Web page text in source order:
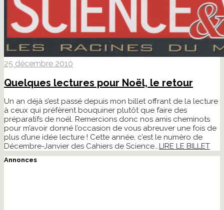
25 décembre 2010
Quelques lectures pour Noël, le retour
Un an déjà s’est passé depuis mon billet offrant de la lecture
à ceux qui préfèrent bouquiner plutôt que faire des
préparatifs de noël. Remercions donc nos amis cheminots
pour m’avoir donné l’occasion de vous abreuver une fois de
plus d’une idée lecture ! Cette année, c’est le numéro de
Décembre-Janvier des Cahiers de Science...LIRE LE BILLET
Annonces